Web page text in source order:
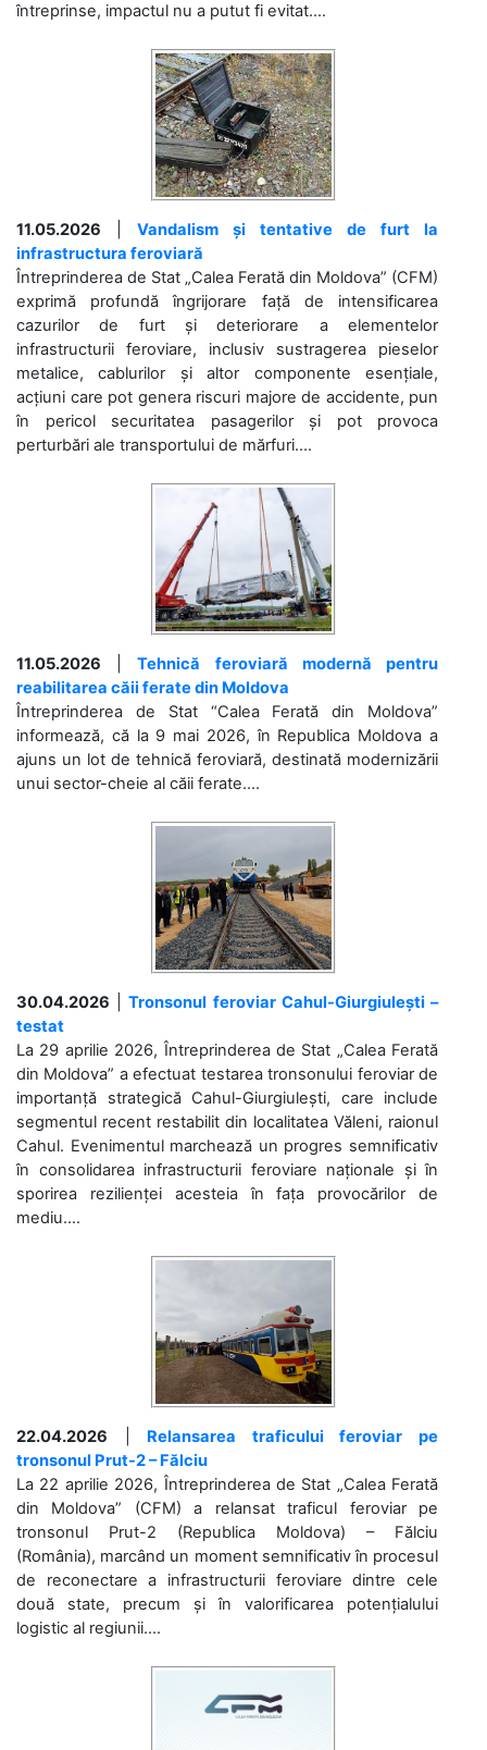
întreprinse, impactul nu a putut fi evitat....
11.05.2026
Vandalism și tentative de furt la
infrastructura feroviară
Întreprinderea de Stat „Calea Ferată din Moldova” (CFM)
exprimă profundă îngrijorare față de intensificarea
cazurilor de furt și deteriorare a elementelor
infrastructurii feroviare, inclusiv sustragerea pieselor
metalice, cablurilor și altor componente esențiale,
acțiuni care pot genera riscuri majore de accidente, pun
în pericol securitatea pasagerilor și pot provoca
perturbări ale transportului de mărfuri....
11.05.2026 |Tehnică feroviară modernă pentru
reabilitarea căii ferate din Moldova
Întreprinderea de Stat “Calea Ferată din Moldova”
informează, că la 9 mai 2026, în Republica Moldova a
ajuns un lot de tehnică feroviară, destinată modernizării
unui sector-cheie al căii ferate....
30.04.2026 |Tronsonul feroviar Cahul-Giurgiulești –
testat
La 29 aprilie 2026, Întreprinderea de Stat „Calea Ferată
din Moldova” a efectuat testarea tronsonului feroviar de
importanță strategică Cahul-Giurgiulești, care include
segmentul recent restabilit din localitatea Văleni, raionul
Cahul. Evenimentul marchează un progres semnificativ
în consolidarea infrastructurii feroviare naționale și în
sporirea rezilienței acesteia în fața provocărilor de
mediu....
22.04.2026
Relansarea traficului feroviar pe
tronsonul Prut-2 – Fălciu
La 22 aprilie 2026, Întreprinderea de Stat „Calea Ferată
din Moldova” (CFM) a relansat traficul feroviar pe
tronsonul Prut-2 (Republica Moldova) – Fălciu
(România), marcând un moment semnificativ în procesul
de reconectare a infrastructurii feroviare dintre cele
două state, precum și în valorificarea potențialului
logistic al regiunii....